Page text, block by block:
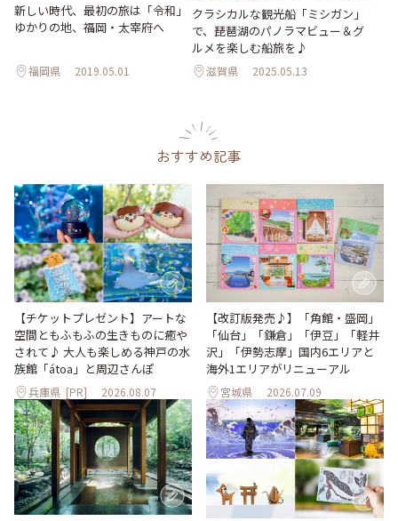
新しい時代、最初の旅は「令和」
ゆかりの地、福岡・太宰府へ
福岡県 2019.05.01
クラシカルな観光船「ミシガン」
で、琵琶湖のパノラマビュー＆グ
ルメを楽しむ船旅を♪
滋賀県 2025.05.13
おすすめ記事
【チケットプレゼント】アートな
空間ともふもふの生きものに癒や
されて♪ 大人も楽しめる神戸の水
族館「átoa」と周辺さんぽ
兵庫県 [PR] 2026.08.07
【改訂版発売♪】「角館・盛岡」
「仙台」「鎌倉」「伊豆」「軽井
沢」「伊勢志摩」国内6エリアと
海外1エリアがリニューアル
宮城県 2026.07.09